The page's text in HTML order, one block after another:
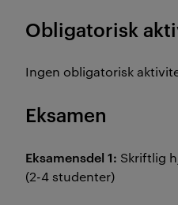
Obligatorisk
Ingen obligatorisk
Eksamen
Eksamensdel 1: Skriftlig
(2-4 studenter)